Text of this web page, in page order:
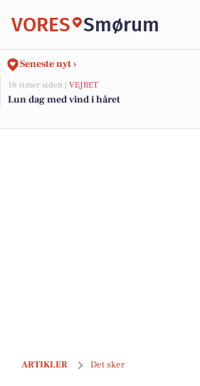
VORES Smørum
Seneste nyt ›
16 timer siden | VEJRET
Lun dag med vind i håret
ARTIKLER Det sker
Oplev Smørum: Arrangementer i denne